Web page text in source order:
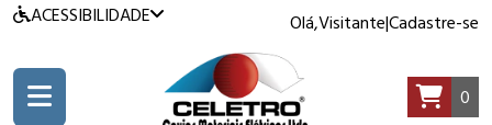
ACESSIBILIDADE Olá,Visitante|Cadastre-se
0